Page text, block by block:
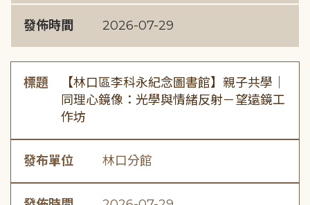
發佈時間 2026-07-29
標題
【林口區李科永紀念圖書館】親子共學｜
同理心鏡像：光學與情緒反射－望遠鏡工
作坊
發布單位 林口分館